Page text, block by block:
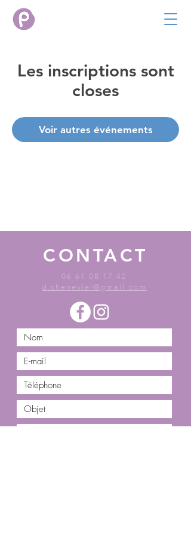
Les inscriptions sont
closes
Voir autres événements
CONTACT
06 61 08 17 42
d.chenevier@gmail.com